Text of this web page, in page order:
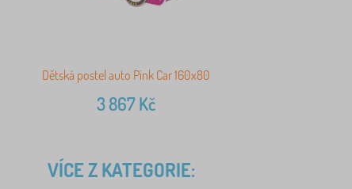
Dětská postel auto Pink Car 160x80
3 867Kč
VÍCE Z KATEGORIE: